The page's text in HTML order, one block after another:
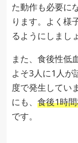
た動作も必要に
ります。よく様
るようにしまし
また、食後性低
よそ3人に1人が
度で発生してい
にも、食後1時
です。